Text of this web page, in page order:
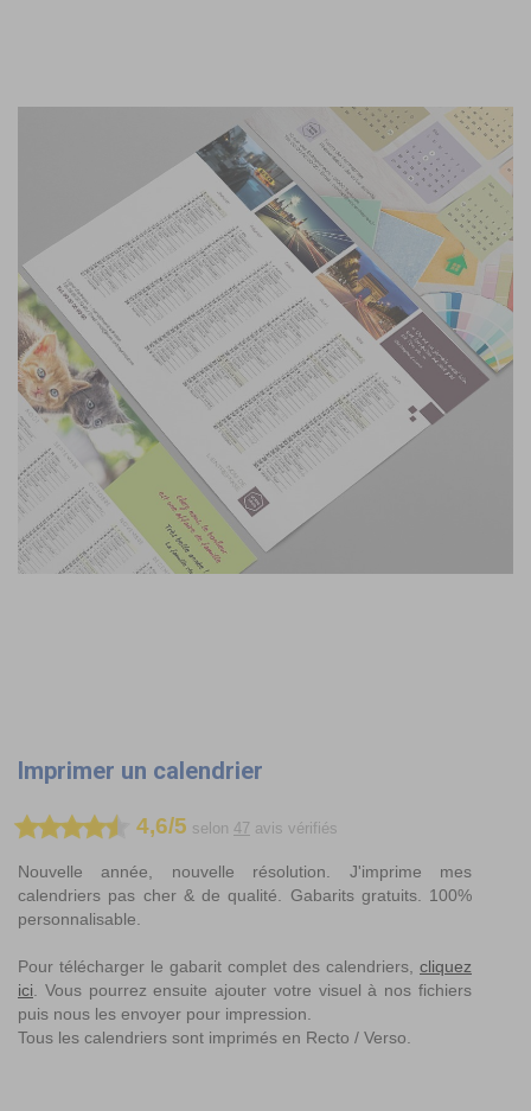
Imprimer un calendrier
4,6/5 selon 47 avis vérifiés
Nouvelle année, nouvelle résolution. J'imprime mes
calendriers pas cher & de qualité. Gabarits gratuits. 100%
personnalisable.
Pour télécharger le gabarit complet des calendriers, cliquez
ici . Vous pourrez ensuite ajouter votre visuel à nos fichiers
puis nous les envoyer pour impression.
Tous les calendriers sont imprimés en Recto / Verso.